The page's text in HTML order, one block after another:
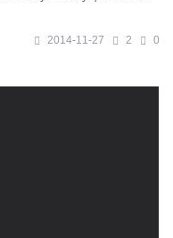
2014-11-27 2 0